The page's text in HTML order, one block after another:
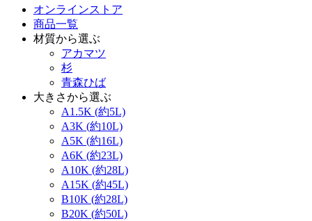
オンラインストア
商品一覧
材質から選ぶ
アカマツ
杉
青森ひば
大きさから選ぶ
A1.5K (約5L)
A3K (約10L)
A5K (約16L)
A6K (約23L)
A10K (約28L)
A15K (約45L)
B10K (約28L)
B20K (約50L)